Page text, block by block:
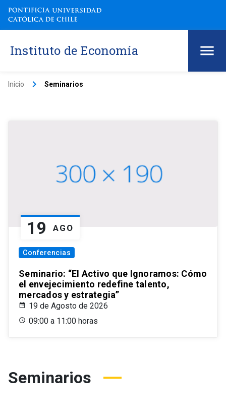
Instituto de Economía
Inicio keyboard_arrow_right Seminarios
19 AGO
Conferencias
Seminario: “El Activo que Ignoramos: Cómo
el envejecimiento redefine talento,
mercados y estrategia”
19 de Agosto de 2026
09:00 a 11:00 horas
Seminarios